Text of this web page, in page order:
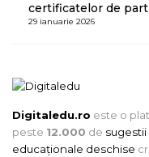
certificatelor de
29 ianuarie 2026
Digitaledu.ro este o
peste 12.000 de
educaționale deschise